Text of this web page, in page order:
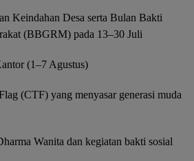
Keindahan Desa serta Bulan Bakti
(BBGRM) pada 13–30 Juli
(1–7 Agustus)
(CTF) yang menyasar generasi muda
Wanita dan kegiatan bakti sosial